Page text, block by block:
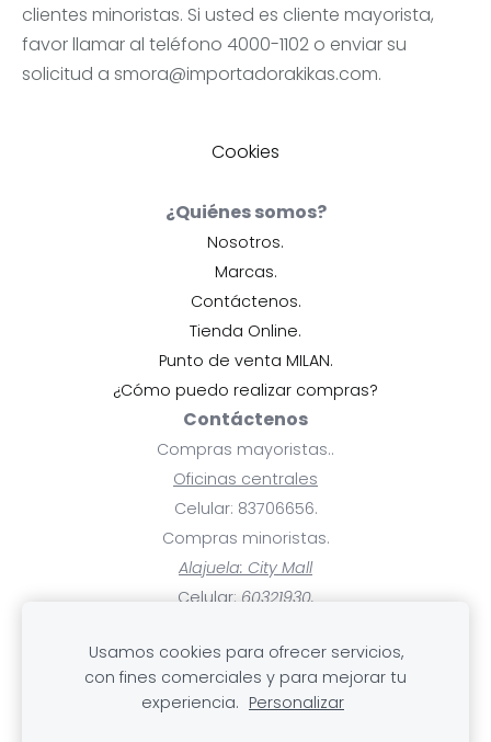
clientes minoristas. Si usted es cliente mayorista,
favor llamar al teléfono 4000-1102 o enviar su
solicitud a smora@importadorakikas.com.
Cookies
¿Quiénes somos?
Nosotros.
Marcas.
Contáctenos.
Tienda Online.
Punto de venta MILAN.
¿Cómo puedo realizar compras?
Contáctenos
Compras mayoristas..
Oficinas centrales
Celular: 83706656.
Compras minoristas.
Alajuela: City Mall
Celular: 60321930.
Pagos y facturas.
Mis compras.
Cambios, devoluciones y rembolsos
Usamos cookies para ofrecer servicios,
con fines comerciales y para mejorar tu
experiencia. Personalizar